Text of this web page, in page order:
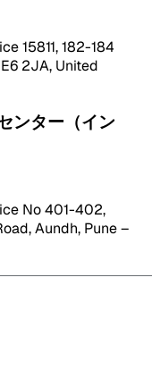
15811, 182-184
2JA, United
ンター（イン
No 401-402,
Aundh, Pune –